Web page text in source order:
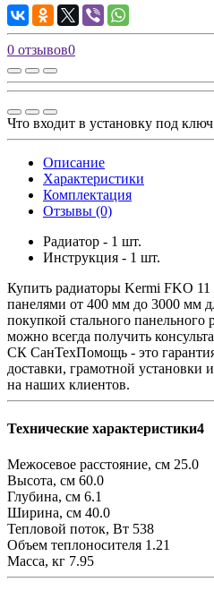
0 отзывов0
Что входит в установку под ключ
Описание
Характеристики
Комплектация
Отзывы (0)
Радиатор - 1 шт.
Инструкция - 1 шт.
Купить радиаторы Kermi FKO 11
панелями от 400 мм до 3000 мм
покупкой стального панельного
можно всегда получить
СК СанТехПомощь - это
доставки, грамотной установки
на наших клиентов.
Технические характеристики4
Межосевое расстояние, см 25.0
Высота, см 60.0
Глубина, см 6.1
Ширина, см 40.0
Тепловой поток, Вт 538
Объем теплоносителя 1.21
Масса, кг 7.95